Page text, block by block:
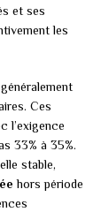
et ses
les
Ces
l’exigence
33% à 35%.
stable,
hors période